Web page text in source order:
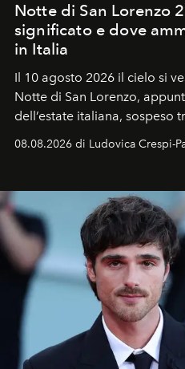
Notte di San Lorenzo
significato e dove
in Italia
Il 10 agosto 2026 il cielo si
Notte di San Lorenzo,
dell’estate italiana, sospeso
Sarà il momento in cui gli
celeste per seguire il
all’universo i desideri più
08.08.2026 di Ludovica Crespi-